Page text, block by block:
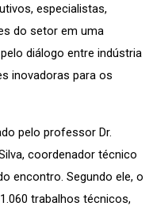
especialistas,
do setor em uma
diálogo entre indústria
inovadoras para os
pelo professor Dr.
coordenador técnico
encontro. Segundo ele, o
trabalhos técnicos,